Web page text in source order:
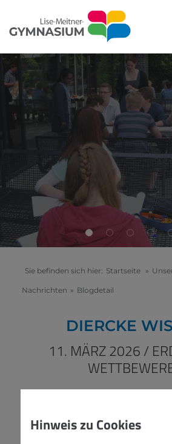
Sie befinden sich hier: Startseite »
Nachrichten » Blogdetail
DIERCKE
11. MÄRZ 2026 /
Hinweis zu Cookies